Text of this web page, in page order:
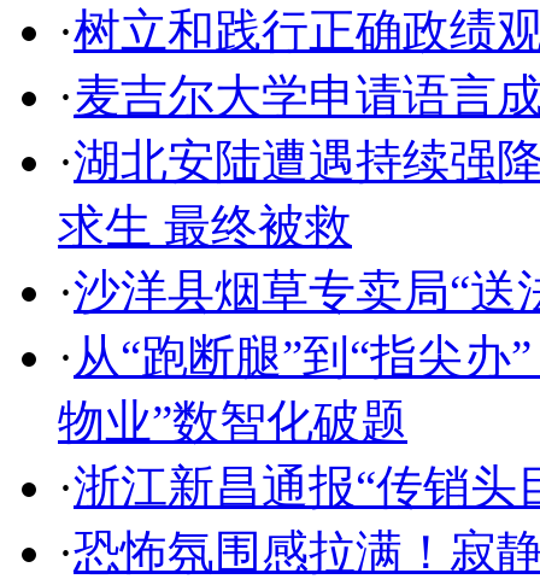
·树立和践行正确政绩
·麦吉尔大学申请语言
·湖北安陆遭遇持续强
求生 最终被救
·沙洋县烟草专卖局“送
· 从“跑断腿”到“指尖
物业”数智化破题
·浙江新昌通报“传销头
·恐怖氛围感拉满！寂